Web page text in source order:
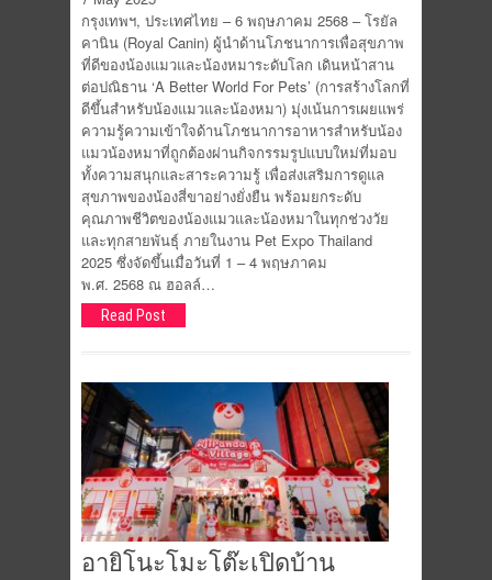
กรุงเทพฯ, ประเทศไทย – 6 พฤษภาคม 2568 – โรยัล
คานิน (Royal Canin) ผู้นำด้านโภชนาการเพื่อสุขภาพ
ที่ดีของน้องแมวและน้องหมาระดับโลก เดินหน้าสาน
ต่อปณิธาน ‘A Better World For Pets’ (การสร้างโลกที่
ดีขึ้นสำหรับน้องแมวและน้องหมา) มุ่งเน้นการเผยแพร่
ความรู้ความเข้าใจด้านโภชนาการอาหารสำหรับน้อง
แมวน้องหมาที่ถูกต้องผ่านกิจกรรมรูปแบบใหม่ที่มอบ
ทั้งความสนุกและสาระความรู้ เพื่อส่งเสริมการดูแล
สุขภาพของน้องสี่ขาอย่างยั่งยืน พร้อมยกระดับ
คุณภาพชีวิตของน้องแมวและน้องหมาในทุกช่วงวัย
และทุกสายพันธุ์ ภายในงาน Pet Expo Thailand
2025 ซึ่งจัดขึ้นเมื่อวันที่ 1 – 4 พฤษภาคม
พ.ศ. 2568 ณ ฮอลล์…
Read Post
อายิโนะโมะโต๊ะเปิดบ้าน